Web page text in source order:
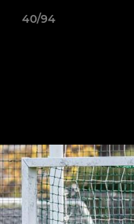
40/94